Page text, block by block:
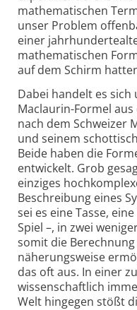
mathematischen
unser Problem
einer
mathematischen
auf dem Schirm
Dabei handelt es
Maclaurin-Formel
nach dem Schweizer
und seinem
Beide haben die
entwickelt. Grob
einziges
Beschreibung eines
sei es eine Tasse,
Spiel –, in zwei
somit die
näherungs­weise
das oft aus. In einer
wissenschaftlich
Welt hingegen stößt